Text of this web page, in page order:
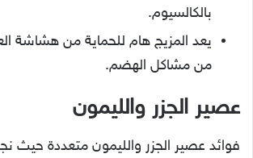
بالكالسيوم.
يعد المزيج هام للحماية من هشاشة
من مشاكل الهضم.
عصير الجزر والليمون
فوائد عصير الجزر والليمون متعددة حيث